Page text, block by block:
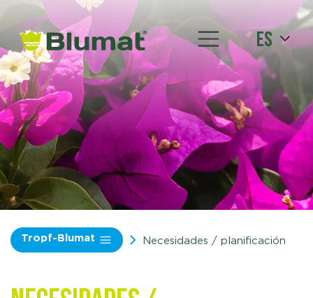
es
Tropf-Blumat Necesidades / planificación